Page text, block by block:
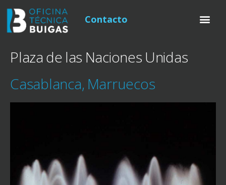
Contacto
Plaza de las Naciones Unidas
Casablanca, Marruecos